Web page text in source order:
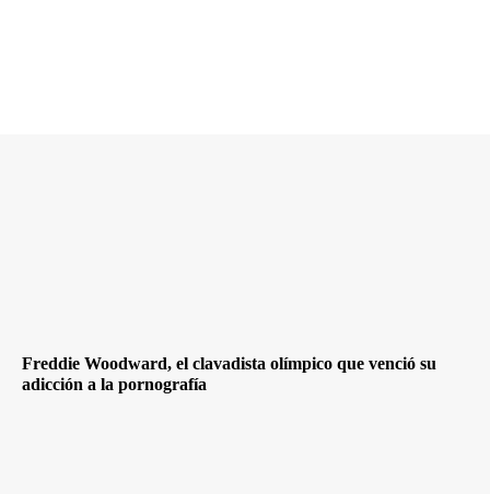
Freddie Woodward, el clavadista olímpico que venció su
adicción a la pornografía